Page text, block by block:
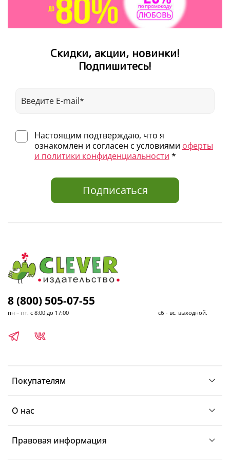
Прекрасный подарок под елочку
Идеально для первого чтения
Возраст 2–5 лет
Скидки, акции, новинки!
Подпишитесь!
Настоящим подтверждаю, что я
ознакомлен и согласен с условиями оферты
и политики конфиденциальности *
Подписаться
Покупателям
О нас
Правовая информация
8 (800) 505-07-55
пн – пт. с 8:00 до 17:00 сб - вс. выходной.